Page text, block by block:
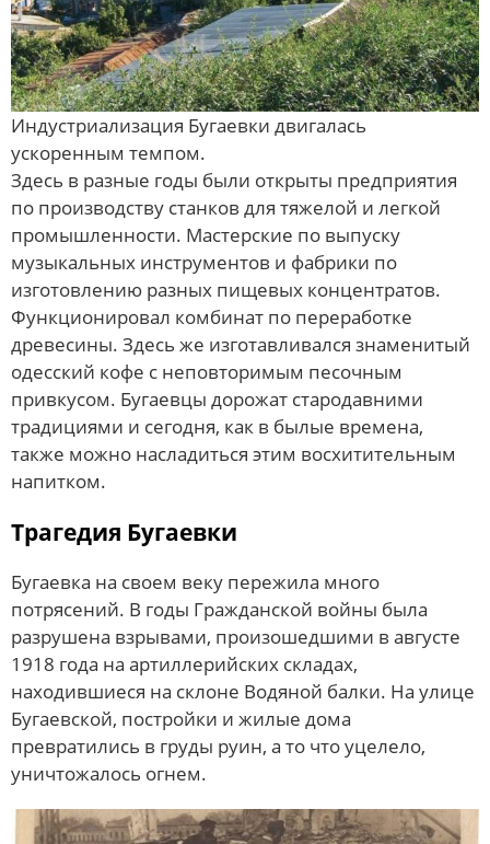
Индустриализация Бугаевки двигалась
ускоренным темпом.
Здесь в разные годы были открыты предприятия
по производству станков для тяжелой и легкой
промышленности. Мастерские по выпуску
музыкальных инструментов и фабрики по
изготовлению разных пищевых концентратов.
Функционировал комбинат по переработке
древесины. Здесь же изготавливался знаменитый
одесский кофе с неповторимым песочным
привкусом. Бугаевцы дорожат стародавними
традициями и сегодня, как в былые времена,
также можно насладиться этим восхитительным
напитком.
Трагедия Бугаевки
Бугаевка на своем веку пережила много
потрясений. В годы Гражданской войны была
разрушена взрывами, произошедшими в августе
1918 года на артиллерийских складах,
находившиеся на склоне Водяной балки. На улице
Бугаевской, постройки и жилые дома
превратились в груды руин, а то что уцелело,
уничтожалось огнем.